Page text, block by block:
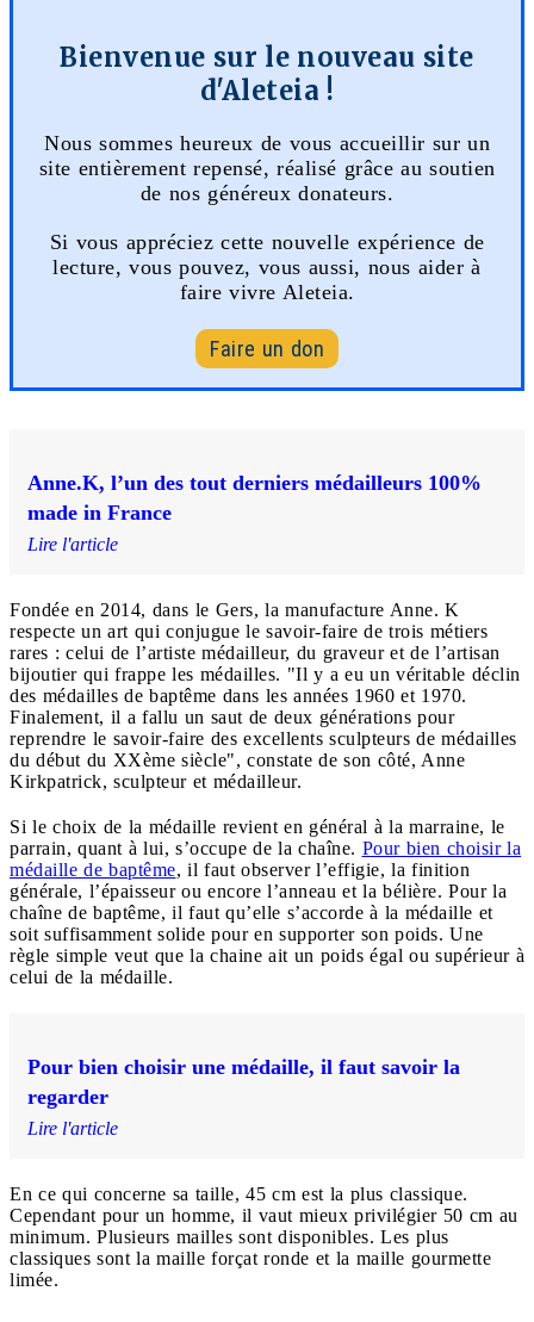
Bienvenue sur le nouveau site
d'Aleteia !
Nous sommes heureux de vous accueillir sur un
site entièrement repensé, réalisé grâce au soutien
de nos généreux donateurs.
Si vous appréciez cette nouvelle expérience de
lecture, vous pouvez, vous aussi, nous aider à
faire vivre Aleteia.
Faire un don
Anne.K, l’un des tout derniers médailleurs 100%
made in France
Lire l'article
Fondée en 2014, dans le Gers, la manufacture Anne. K
respecte un art qui conjugue le savoir-faire de trois métiers
rares : celui de l’artiste médailleur, du graveur et de l’artisan
bijoutier qui frappe les médailles. "Il y a eu un véritable déclin
des médailles de baptême dans les années 1960 et 1970.
Finalement, il a fallu un saut de deux générations pour
reprendre le savoir-faire des excellents sculpteurs de médailles
du début du XXème siècle", constate de son côté, Anne
Kirkpatrick, sculpteur et médailleur.
Si le choix de la médaille revient en général à la marraine, le
parrain, quant à lui, s’occupe de la chaîne. Pour bien choisir la
médaille de baptême, il faut observer l’effigie, la finition
générale, l’épaisseur ou encore l’anneau et la bélière. Pour la
chaîne de baptême, il faut qu’elle s’accorde à la médaille et
soit suffisamment solide pour en supporter son poids. Une
règle simple veut que la chaine ait un poids égal ou supérieur à
celui de la médaille.
Pour bien choisir une médaille, il faut savoir la
regarder
Lire l'article
En ce qui concerne sa taille, 45 cm est la plus classique.
Cependant pour un homme, il vaut mieux privilégier 50 cm au
minimum. Plusieurs mailles sont disponibles. Les plus
classiques sont la maille forçat ronde et la maille gourmette
limée.